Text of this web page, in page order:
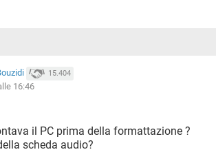
15.404
16:46
il PC prima della formattazione ?
scheda audio?